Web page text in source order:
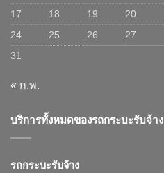
17
18 19 20
24
25 26 27
31
« ก.พ.
บริการทั้งหมดของรถกระบะรับจ้าง
รถกระบะรับจ้าง